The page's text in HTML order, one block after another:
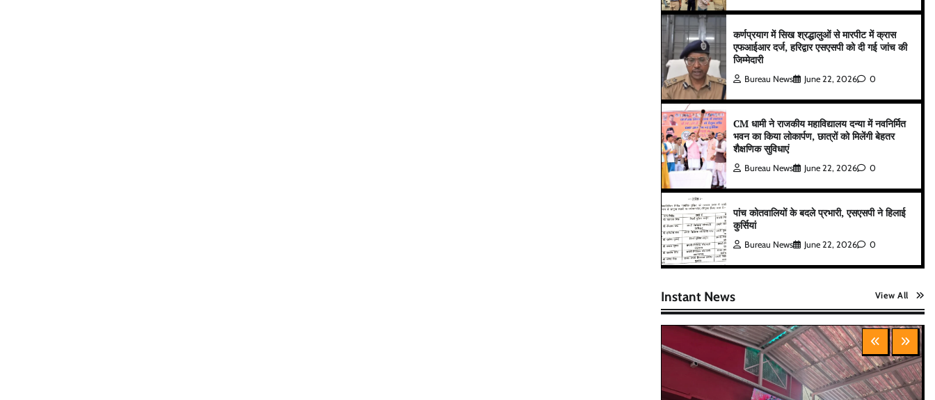
कर्णप्रयाग में सिख श्रद्धालुओं से मारपीट में क्रास
एफआईआर दर्ज, हरिद्वार एसएसपी को दी गई जांच की
जिम्मेदारी
Bureau News June 22, 2026 0
CM धामी ने राजकीय महाविद्यालय दन्या में नवनिर्मित
भवन का किया लोकार्पण, छात्रों को मिलेंगी बेहतर
शैक्षणिक सुविधाएं
Bureau News June 22, 2026 0
पांच कोतवालियों के बदले प्रभारी, एसएसपी ने हिलाई
कुर्सियां
Bureau News June 22, 2026 0
Instant News View All